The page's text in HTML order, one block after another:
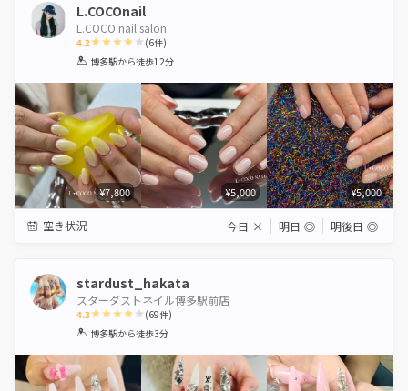
L.COCOnail
L.COCO nail salon
4.2
1 2 3 4 5
(6件)
博多駅から徒歩12分
¥7,800 ¥5,000 ¥5,000
空き状況 今日 × 明日 ◎ 明後日 ◎
stardust_hakata
スターダストネイル博多駅前店
4.3
1 2 3 4 5
(69件)
博多駅から徒歩3分